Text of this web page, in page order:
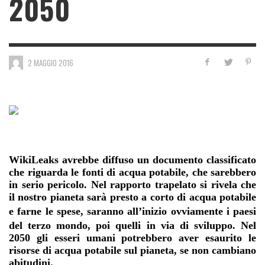
2050
2 MAGGIO 2016
WikiLeaks avrebbe diffuso un documento classificato
che riguarda le fonti di acqua potabile, che sarebbero
in serio pericolo. Nel rapporto trapelato si rivela che
il nostro pianeta sarà presto a corto di acqua potabile
e farne le spese, sarannoall’inizio ovviamente i paesi
del terzo mondo, poi quelli in via di sviluppo. Nel
2050 gli esseri umani potrebbero aver esaurito le
risorse di acqua potabile sul pianeta, se non cambiano